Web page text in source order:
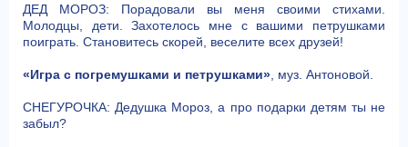
ДЕД МОРОЗ: Порадовали вы меня своими стихами.
Молодцы, дети. Захотелось мне с вашими петрушками
поиграть. Становитесь скорей, веселите всех друзей!
«Игра с погремушками и петрушками» , муз. Антоновой.
СНЕГУРОЧКА: Дедушка Мороз, а про подарки детям ты не
забыл?